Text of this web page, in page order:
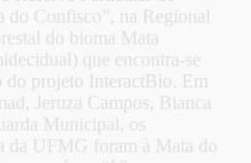
do Confisco”, na Regional
do bioma Mata
que encontra-se
do projeto InteractBio. Em
Jeruza Campos, Bianca
Municipal, os
da UFMG foram à Mata do